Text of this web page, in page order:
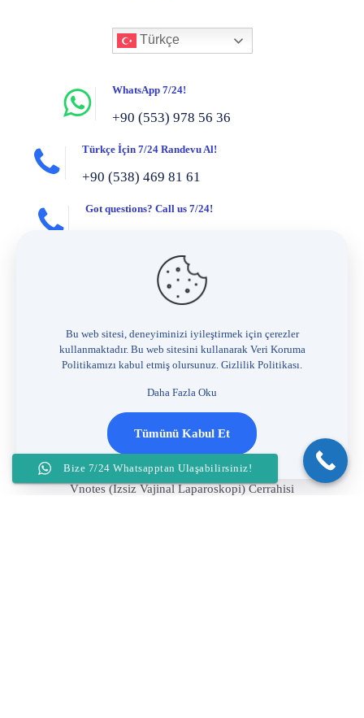
Türkçe
WhatsApp 7/24!
+90 (553) 978 56 36
Türkçe İçin 7/24 Randevu Al!
+90 (538) 469 81 61
Got questions? Call us 7/24!
Bize her zaman, 7/24 e-posta gönderin!
info@hanifisahin.com.tr
Jinekoloji
Kadın kanserleri
Genital estetik
Ürojinekoloji
Vnotes (Izsiz Vajinal Laparoskopi) Cerrahisi
Bu web sitesi, deneyiminizi iyileştirmek için çerezler
kullanmaktadır. Bu web sitesini kullanarak Veri Koruma
Politikamızı kabul etmiş olursunuz. Gizlilik Politikası.
Daha Fazla Oku
Tümünü Kabul Et
Bize 7/24 Whatsapptan Ulaşabilirsiniz!